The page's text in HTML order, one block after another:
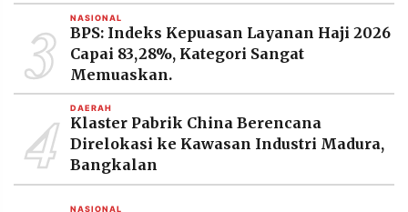
3 NASIONAL
BPS: Indeks Kepuasan Layanan Haji 2026
Capai 83,28%, Kategori Sangat
Memuaskan.
4 DAERAH
Klaster Pabrik China Berencana
Direlokasi ke Kawasan Industri Madura,
Bangkalan
NASIONAL